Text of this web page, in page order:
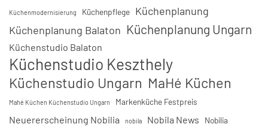
Küchenmodernisierung Küchenpflege Küchenplanung
Küchenplanung Balaton Küchenplanung Ungarn
Küchenstudio Balaton
Küchenstudio Keszthely
Küchenstudio Ungarn MaHé Küchen
Mahé Küchen Küchenstudio Ungarn Markenküche Festpreis
Neuererscheinung Nobilia nobila Nobila News Nobilia